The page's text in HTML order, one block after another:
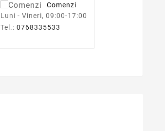
Comenzi
Luni - Vineri, 09:00-17:00
Tel.: 0768335533